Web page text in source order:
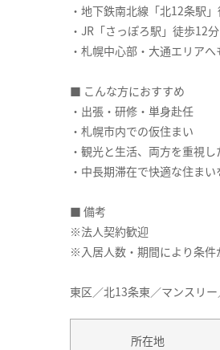
・地下鉄南北線「北12条駅
・JR「さっぽろ駅」徒歩12分
・札幌中心部・大通エリア
■ こんな方におすすめ
・出張・研修・単身赴任
・札幌市内での仮住まい
・観光と生活、両方を重視し
・中長期滞在で快適な住ま
■ 備考
※法人契約歓迎
※入居人数・期間により条件
東区／北13条東／マンスリ
所在地